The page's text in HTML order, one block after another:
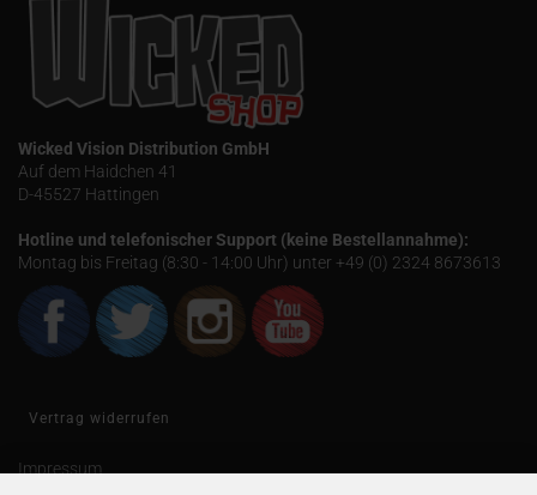
Wicked Vision Distribution GmbH
Auf dem Haidchen 41
D-45527 Hattingen
Hotline und telefonischer Support (keine Bestellannahme):
Montag bis Freitag (8:30 - 14:00 Uhr) unter +49 (0) 2324 8673613
Vertrag widerrufen
Impressum